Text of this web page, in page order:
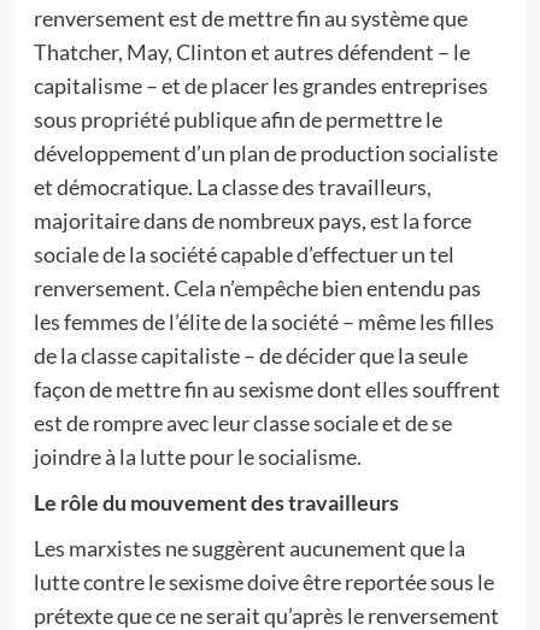
renversement est de mettre fin au système que
Thatcher, May, Clinton et autres défendent – le
capitalisme – et de placer les grandes entreprises
sous propriété publique afin de permettre le
développement d’un plan de production socialiste
et démocratique. La classe des travailleurs,
majoritaire dans de nombreux pays, est la force
sociale de la société capable d’effectuer un tel
renversement. Cela n’empêche bien entendu pas
les femmes de l’élite de la société – même les filles
de la classe capitaliste – de décider que la seule
façon de mettre fin au sexisme dont elles souffrent
est de rompre avec leur classe sociale et de se
joindre à la lutte pour le socialisme.
Le rôle du mouvement des travailleurs
Les marxistes ne suggèrent aucunement que la
lutte contre le sexisme doive être reportée sous le
prétexte que ce ne serait qu’après le renversement